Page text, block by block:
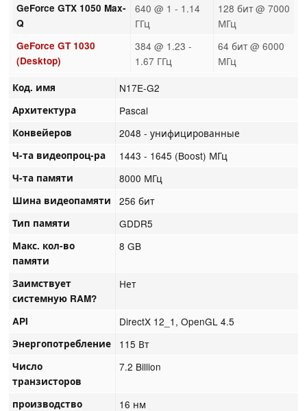
GeForce GTX 1050 Max-
Q
640 @ 1 - 1.14
ГГц
128 бит @ 7000
МГц
GeForce GT 1030
(Desktop)
384 @ 1.23 -
1.67 ГГц
64 бит @ 6000
МГц
Код. имя N17E-G2
Архитектура Pascal
Конвейеров 2048 - унифицированные
Ч-та видеопроц-ра 1443 - 1645 (Boost) МГц
Ч-та памяти 8000 МГц
Шина видеопамяти 256 бит
Тип памяти GDDR5
Макс. кол-во
памяти
8 GB
Заимствует
системную RAM?
Нет
API DirectX 12_1, OpenGL 4.5
Энергопотребление 115 Вт
Число
транзисторов
7.2 Billion
производство 16 нм